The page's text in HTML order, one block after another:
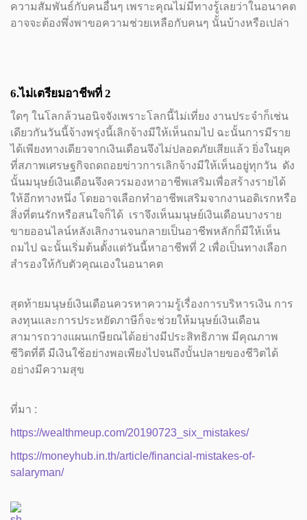
ความสัมพันธ์กับคนอื่นๆ เพราะคุณไม่มีทางรู้เลยว่าในอนาคต
อาจจะต้องพึ่งพาขอความช่วยเหลือกับคนๆ นั้นบ้างหรือเปล่า
6.ไม่เตรียมอาชีพที่ 2
ใดๆ ในโลกล้วนอนิจจังเพราะโลกนี้ไม่เที่ยง งานประจำก็เช่น
เดียวกันวันนี้จ้างพรุ่งนี้เลิกจ้างมีให้เห็นถมไป ฉะนั้นการมีราย
ได้เพียงทางเดียวจากเงินเดือนจึงไม่ปลอดภัยเสียแล้ว ยิ่งในยุค
ที่สภาพเศรษฐกิจถดถอยข่าวการเลิกจ้างมีให้เห็นอยู่ทุกวัน ดัง
นั้นมนุษย์เงินเดือนจึงควรมองหาอาชีพเสริมเพื่อสร้างรายได้
ให้อีกทางหนึ่ง โดยอาจเลือกทำอาชีพเสริมจากงานอดิเรกหรือ
สิ่งที่ตนรักหรือสนใจก็ได้ เราจึงเห็นมนุษย์เงินเดือนบางราย
ขายออนไลน์หลังเลิกงานจนกลายเป็นอาชีพหลักก็มีให้เห็น
ถมไป ฉะนั้นเริ่มต้นตั้งแต่วันนี้หาอาชีพที่ 2 เพื่อเป็นทางเลือก
สำรองให้กับตัวคุณเองในอนาคต
สุดท้ายมนุษย์เงินเดือนควรหาความรู้เรื่องการบริหารเงิน การ
ลงทุนและการประหยัดภาษีก็จะช่วยให้มนุษย์เงินเดือน
สามารถวางแผนเกษียณได้อย่างมีประสิทธิภาพ มีคุณภาพ
ชีวิตที่ดี มีเงินใช้อย่างพอเพียงไปจนถึงบั้นปลายของชีวิตได้
อย่างมีความสุข
ที่มา :
https://wealthmeup.com/20190723_six_mistakes/
https://moneyhub.in.th/article/financial-mistakes-of-
salaryman/